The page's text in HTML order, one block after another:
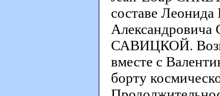
составе
САВИЦКОЙ.
вместе с
борту